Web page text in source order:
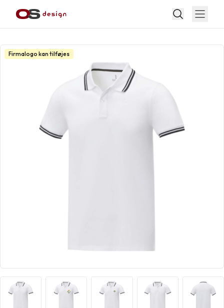
Firmalogo kan tilføjes